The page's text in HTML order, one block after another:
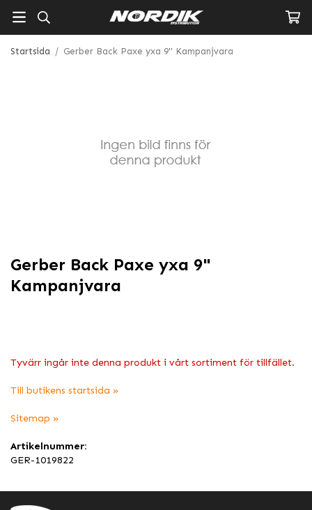
Startsida / Gerber Back Paxe yxa 9" Kampanjvara
Gerber Back Paxe yxa 9"
Kampanjvara
Tyvärr ingår inte denna produkt i vårt sortiment för tillfället.
Till butikens startsida »
Sitemap »
Artikelnummer:
GER-1019822